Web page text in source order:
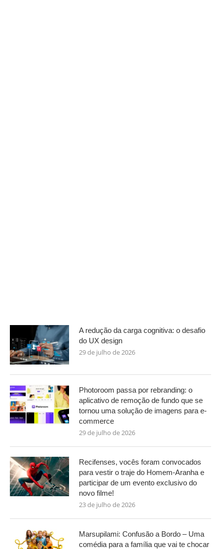
A redução da carga cognitiva: o desafio
do UX design
29 de julho de 2026
Photoroom passa por rebranding: o
aplicativo de remoção de fundo que se
tornou uma solução de imagens para e-
commerce
29 de julho de 2026
Recifenses, vocês foram convocados
para vestir o traje do Homem-Aranha e
participar de um evento exclusivo do
novo filme!
23 de julho de 2026
Marsupilami: Confusão a Bordo – Uma
comédia para a família que vai te chocar